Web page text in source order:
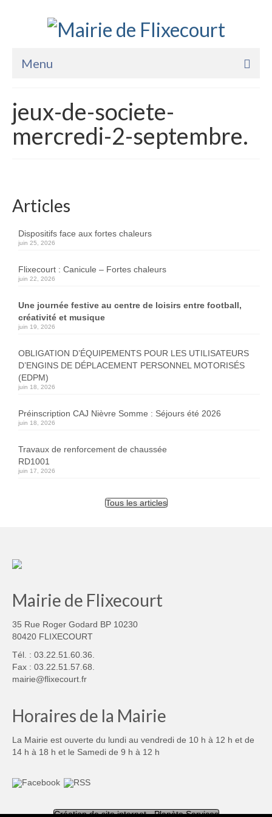
Menu
La Mairie
Vie Pratique
jeux-de-societe-
mercredi-2-septembre.
Articles
Dispositifs face aux fortes chaleurs
juin 25, 2026
Flixecourt : Canicule – Fortes chaleurs
juin 22, 2026
Une journée festive au centre de loisirs entre football,
créativité et musique
juin 19, 2026
OBLIGATION D’ÉQUIPEMENTS POUR LES UTILISATEURS
D’ENGINS DE DÉPLACEMENT PERSONNEL MOTORISÉS
(EDPM)
juin 18, 2026
Préinscription CAJ Nièvre Somme : Séjours été 2026
juin 18, 2026
Travaux de renforcement de chaussée
RD1001
juin 17, 2026
Tous les articles
Mairie de Flixecourt
35 Rue Roger Godard BP 10230
80420 FLIXECOURT
Tél. : 03.22.51.60.36.
Fax : 03.22.51.57.68.
mairie@flixecourt.fr
Horaires de la Mairie
La Mairie est ouverte du lundi au vendredi de 10 h à 12 h et de
14 h à 18 h et le Samedi de 9 h à 12 h
Création de site internet - Planète Services